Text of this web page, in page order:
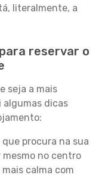
literalmente, a
reservar o
seja a mais
algumas dicas
que procura na sua
mesmo no centro
calma com